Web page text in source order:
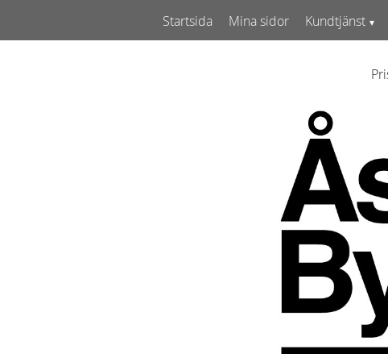
Startsida Mina sidor Kundtjänst